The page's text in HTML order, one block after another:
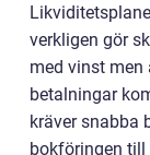
verkligen gör
med vinst
betalningar
kräver snabba
bokföringen till